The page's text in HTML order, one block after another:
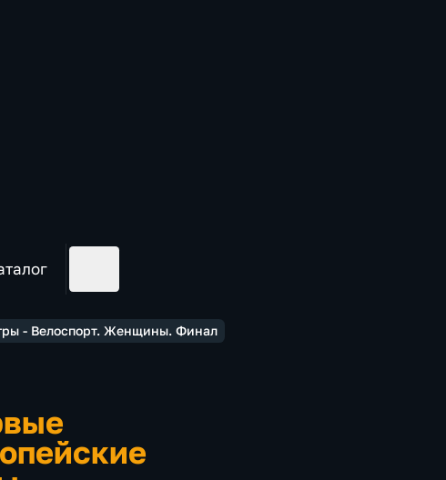
- Велоспорт. Женщины. Финал